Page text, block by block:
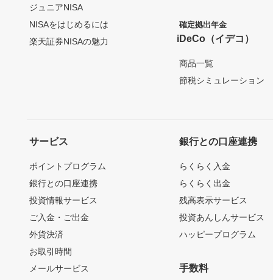
ジュニアNISA
NISAをはじめるには
楽天証券NISAの魅力
確定拠出年金
iDeCo（イデコ）
商品一覧
節税シミュレーション
サービス
ポイントプログラム
銀行との口座連携
投資情報サービス
ご入金・ご出金
外貨決済
お取引時間
メールサービス
銀行との口座連携
らくらく入金
らくらく出金
残高表示サービス
投資あんしんサービス
ハッピープログラム
手数料